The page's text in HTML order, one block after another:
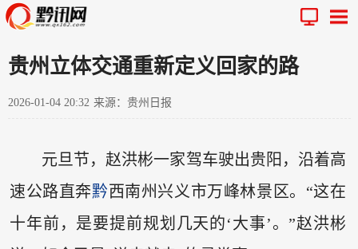
贵州立体交通重新定义回家的路
2026-01-04 20:32 来源：贵州日报
元旦节，赵洪彬一家驾车驶出贵阳，沿着高
速公路直奔黔西南州兴义市万峰林景区。“这在
十年前，是要提前规划几天的‘大事’。”赵洪彬